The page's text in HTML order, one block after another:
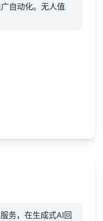
自动化。无人值
务，在生成式AI回